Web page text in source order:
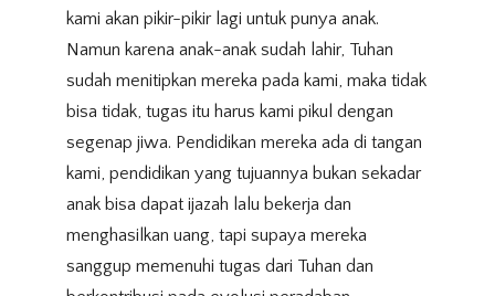
kami akan pikir-pikir lagi untuk punya anak.
Namun karena anak-anak sudah lahir, Tuhan
sudah menitipkan mereka pada kami, maka tidak
bisa tidak, tugas itu harus kami pikul dengan
segenap jiwa. Pendidikan mereka ada di tangan
kami, pendidikan yang tujuannya bukan sekadar
anak bisa dapat ijazah lalu bekerja dan
menghasilkan uang, tapi supaya mereka
sanggup memenuhi tugas dari Tuhan dan